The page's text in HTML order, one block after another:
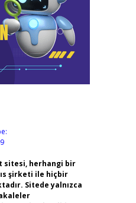
sitesi, herhangi bir
şirketi ile hiçbir
Sitede yalnızca